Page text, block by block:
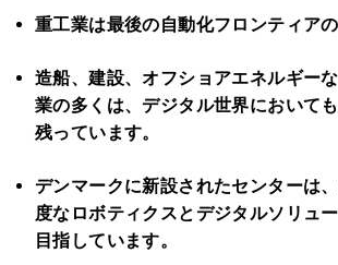
重工業は最後の自動化フロンティアの
造船、建設、オフショアエネルギー
業の多くは、デジタル世界において
残っています。
デンマークに新設されたセンターは
度なロボティクスとデジタルソリュ
目指しています。